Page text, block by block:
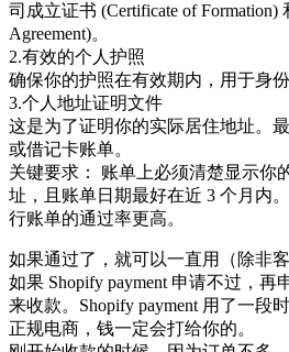
司成立证书 (Certificate of Formation)
Agreement)。
2.有效的个人护照
确保你的护照在有效期内，用于身
3.个人地址证明文件
这是为了证明你的实际居住地址。
或借记卡账单。
关键要求： 账单上必须清楚显示你
址，且账单日期最好在近 3 个月内
行账单的通过率更高。
如果通过了，就可以一直用（除非
如果 Shopify payment 申请不过，再
来收款。Shopify payment 用了一段
正规电商，钱一定会打给你的。